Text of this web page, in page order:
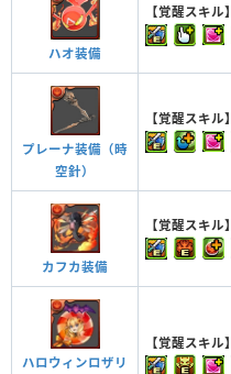
ハオ装備
【覚醒スキル】
プレーナ装備（時
空針）
【覚醒スキル】
カフカ装備
【覚醒スキル】
ハロウィンロザリ
【覚醒スキル】